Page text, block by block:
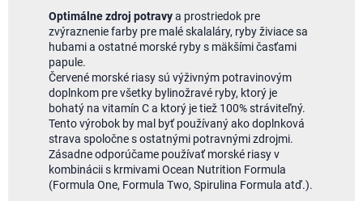
Optimálne zdroj potravya prostriedok pre
zvýraznenie farby pre malé skalaláry, ryby živiace sa
hubami a ostatné morské ryby s mäkšími časťami
papule.
Červené morské riasy sú výživným potravinovým
doplnkom pre všetky bylinožravé ryby, ktorý je
bohatý na vitamín C a ktorý je tiež 100% stráviteľný.
Tento výrobok by mal byť používaný ako doplnková
strava spoločne s ostatnými potravnými zdrojmi.
Zásadne odporúčame používať morské riasy v
kombinácii s krmivami Ocean Nutrition Formula
(Formula One, Formula Two, Spirulina Formula atď.).